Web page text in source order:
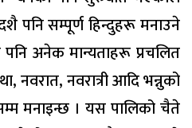
पनि सम्पूर्ण हिन्दुहरू मनाउने
अनेक मान्यताहरू प्रचलित
नवरात, नवरात्री आदि भन्नुको
मनाइन्छ । यस पालिको चैते